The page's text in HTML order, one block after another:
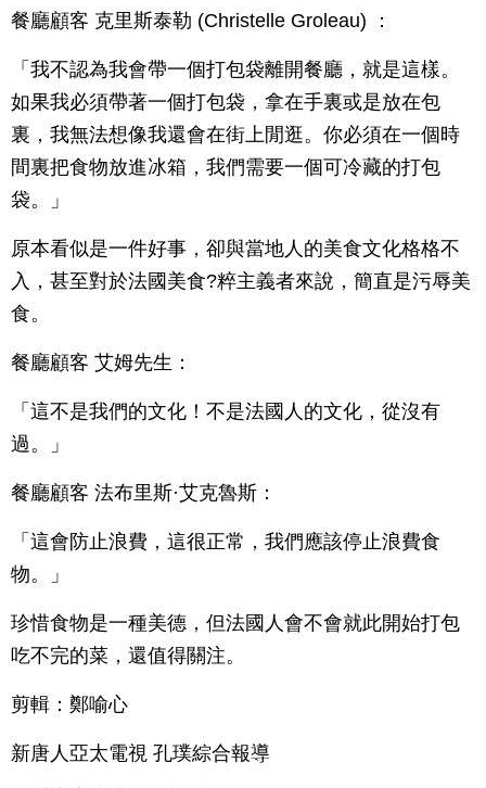
餐廳顧客 克里斯泰勒 (Christelle Groleau) ：
「我不認為我會帶一個打包袋離開餐廳，就是這樣。
如果我必須帶著一個打包袋，拿在手裏或是放在包
裏，我無法想像我還會在街上閒逛。你必須在一個時
間裏把食物放進冰箱，我們需要一個可冷藏的打包
袋。」
原本看似是一件好事，卻與當地人的美食文化格格不
入，甚至對於法國美食?粹主義者來說，簡直是污辱美
食。
餐廳顧客 艾姆先生：
「這不是我們的文化！不是法國人的文化，從沒有
過。」
餐廳顧客 法布里斯·艾克魯斯：
「這會防止浪費，這很正常，我們應該停止浪費食
物。」
珍惜食物是一種美德，但法國人會不會就此開始打包
吃不完的菜，還值得關注。
剪輯：鄭喻心
新唐人亞太電視 孔璞綜合報導